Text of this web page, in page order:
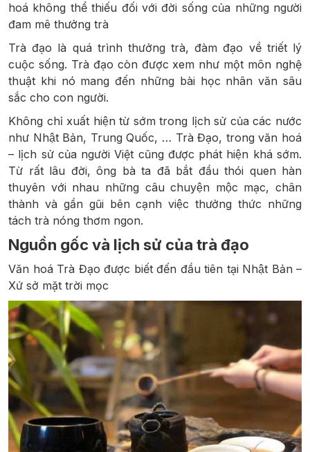
hoá không thể thiếu đối với đời sống của những người
đam mê thưởng trà
Trà đạo là quá trình thưởng trà, đàm đạo về triết lý
cuộc sống. Trà đạo còn được xem như một môn nghệ
thuật khi nó mang đến những bài học nhân văn sâu
sắc cho con người.
Không chỉ xuất hiện từ sớm trong lịch sử của các nước
như Nhật Bản, Trung Quốc, … Trà Đạo, trong văn hoá
– lịch sử của người Việt cũng được phát hiện khá sớm.
Từ rất lâu đời, ông bà ta đã bắt đầu thói quen hàn
thuyên với nhau những câu chuyện mộc mạc, chân
thành và gần gũi bên cạnh việc thưởng thức những
tách trà nóng thơm ngon.
Nguồn gốc và lịch sử của trà đạo
Văn hoá Trà Đạo được biết đến đầu tiên tại Nhật Bản –
Xứ sở mặt trời mọc